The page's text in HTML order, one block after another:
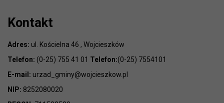
Kontakt
Adres: ul. Kościelna 46 , Wojcieszków
Telefon: (0-25) 755 41 01 Telefon:(0-25) 7554101
E-mail: urzad_gminy@wojcieszkow.pl
NIP: 8252080020